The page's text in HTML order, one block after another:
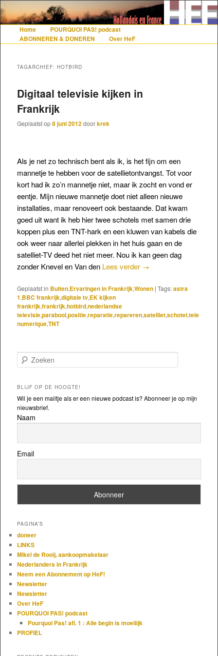
De gezelligste website voor Nederlanders die iets met Frankrijk hebben
HoofdmenuSpring naar de primaire inhoud
Spring naar de secundaire inhoud
Home
POURQUOI PAS! podcast
ABONNEREN & DONEREN
Over HeF
TAGARCHIEF: HOTBIRD
Digitaal televisie kijken in
Frankrijk
Geplaatst op8 juni 2012doorkrek
Als je net zo technisch bent als ik, is het fijn om een
mannetje te hebben voor de satellietontvangst. Tot voor
kort had ik zo’n mannetje niet, maar ik zocht en vond er
eentje. Mijn nieuwe mannetje doet niet alleen nieuwe
installaties, maar renoveert ook bestaande. Dat kwam
goed uit want ik heb hier twee schotels met samen drie
koppen plus een TNT-hark en een kluwen van kabels die
ook weer naar allerlei plekken in het huis gaan en de
satelliet-TV deed het niet meer. Nou ik kan geen dag
zonder Knevel en Van den Lees verder →
Geplaatst in Buiten,Ervaringen in Frankrijk,Wonen | Tags:astra
1,BBC frankrijk,digitale tv,EK kijken
frankrijk,frankrijk,hotbird,nederlandse
televisie,parabool,positie,reparatie,repareren,satelliet,schotel,tele
numerique,TNT
Zoeken
BLIJF OP DE HOOGTE!
Wil je een mailtje als er een nieuwe podcast is? Abonneer je op mijn
nieuwsbrief.
Naam
Email
PAGINA’S
doneer
LINKS
Mikel de Rooij, aankoopmakelaar
Nederlanders in Frankrijk
Neem een Abonnement op HeF!
Newsletter
Newsletter
Over HeF
POURQUOI PAS! podcast
Pourquoi Pas! afl. 1 : Alle begin is moeilijk
PROFIEL